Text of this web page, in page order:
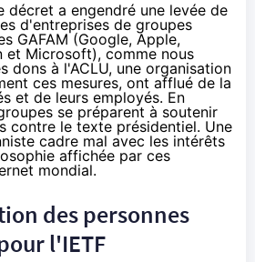
décret a engendré une levée de
d'entreprises de groupes
GAFAM (Google, Apple,
et Microsoft), comme nous
dons à l'ACLU, une organisation
ces mesures, ont afflué de la
et de leurs employés. En
se préparent à soutenir
contre le texte présidentiel. Une
cadre mal avec les intérêts
affichée par ces
mondial.
des personnes
l'IETF